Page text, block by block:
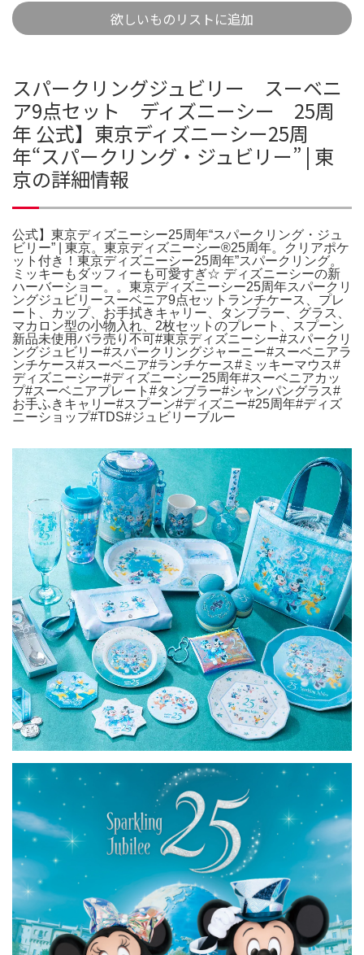
欲しいものリストに追加
スパークリングジュビリー スーベニ
ア9点セット ディズニーシー 25周
年 公式】東京ディズニーシー25周
年“スパークリング・ジュビリー” | 東
京の詳細情報
公式】東京ディズニーシー25周年“スパークリング・ジュ
ビリー” | 東京。東京ディズニーシー®25周年。クリアポケ
ット付き！東京ディズニーシー25周年”スパークリング。
ミッキーもダッフィーも可愛すぎ☆ ディズニーシーの新
ハーバーショー。。東京ディズニーシー25周年スパークリ
ングジュビリースーベニア9点セットランチケース、プレ
ート、カップ、お手拭きキャリー、タンブラー、グラス、
マカロン型の小物入れ、2枚セットのプレート、スプーン
新品未使用バラ売り不可#東京ディズニーシー#スパークリ
ングジュビリー#スパークリングジャーニー#スーベニアラ
ンチケース#スーベニア#ランチケース#ミッキーマウス#
ディズニーシー#ディズニーシー25周年#スーベニアカッ
プ#スーベニアプレート#タンブラー#シャンパングラス#
お手ふきキャリー#スプーン#ディズニー#25周年#ディズ
ニーショップ#TDS#ジュビリーブルー